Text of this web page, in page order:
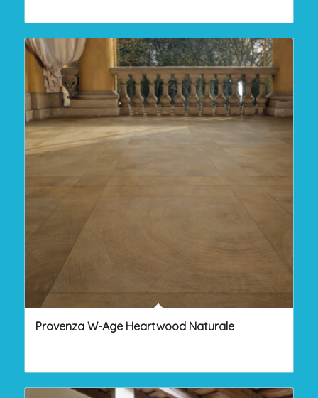
Provenza W-Age Heartwood Naturale